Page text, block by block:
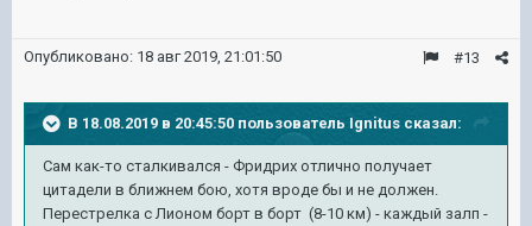
#13
Опубликовано: 18 авг 2019, 21:01:50
В 18.08.2019 в 20:45:50 пользователь Ignitus сказал:
Сам как-то сталкивался - Фридрих отлично получает
цитадели в ближнем бою, хотя вроде бы и не должен.
Перестрелка с Лионом борт в борт (8-10 км) - каждый залп -